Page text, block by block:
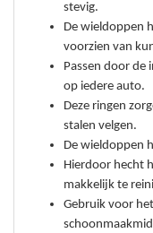
stevig.
De wieldoppen
voorzien van
Passen door de
op iedere auto.
Deze ringen
stalen velgen.
De wieldoppen
Hierdoor hecht
makkelijk te
Gebruik voor